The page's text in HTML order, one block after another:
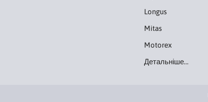
Longus
Mitas
Motorex
Детальніше…